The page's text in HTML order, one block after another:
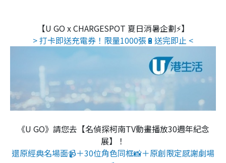
【U GO x CHARGESPOT 夏日消暑企劃⚡】
> 打卡即送充電券！限量1000張🔋送完即止 <
《U GO》請您去【名偵探柯南TV動畫播放30週年紀念
展】！
還原經典名場面📹＋30位角色同框📸＋原創限定感謝劇場